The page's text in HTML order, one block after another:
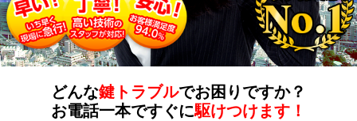
どんな鍵トラブルでお困りですか？
お電話一本ですぐに駆けつけます！